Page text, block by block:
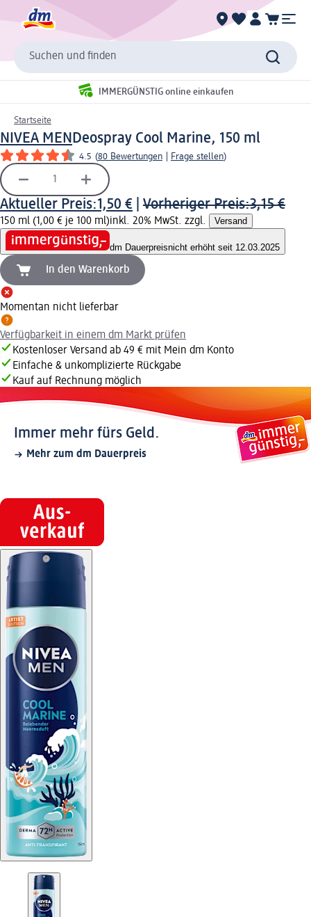
Suchen und finden
IMMERGÜNSTIG online einkaufen
Startseite
NIVEA MENDeospray Cool Marine, 150 ml
4.5 (80 Bewertungen Frage stellen)
Aktueller Preis:1,50 € Vorheriger Preis:3,15 €
150 ml (1,00 € je 100 ml)inkl. 20% MwSt. zzgl. Versand
dm Dauerpreisnicht erhöht seit 12.03.2025
In den Warenkorb
Momentan nicht lieferbar
Verfügbarkeit in einem dm Markt prüfen
Kostenloser Versand ab 49 € mit Mein dm Konto
Einfache & unkomplizierte Rückgabe
Kauf auf Rechnung möglich
Immer mehr fürs Geld.
Mehr zum dm Dauerpreis